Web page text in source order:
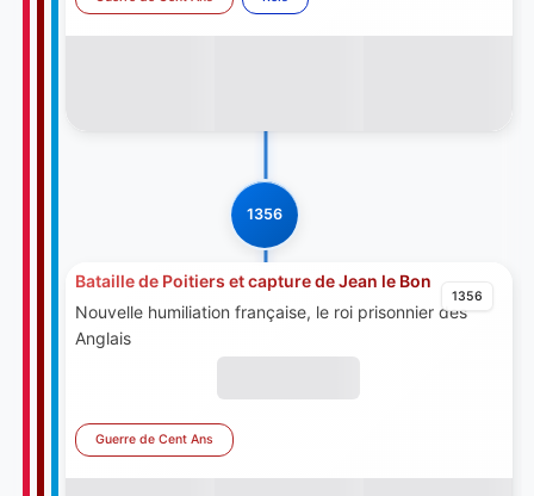
1356
1356
Bataille de Poitiers et capture de Jean le Bon
Nouvelle humiliation française, le roi prisonnier des
Anglais
Guerre de Cent Ans